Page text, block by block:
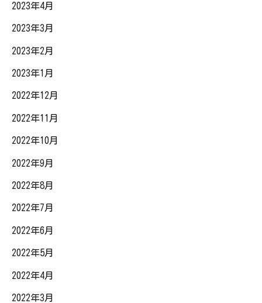
2023年4月
2023年3月
2023年2月
2023年1月
2022年12月
2022年11月
2022年10月
2022年9月
2022年8月
2022年7月
2022年6月
2022年5月
2022年4月
2022年3月